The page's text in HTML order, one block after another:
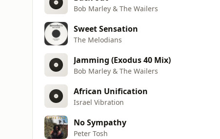
Bob Marley & The Wailers
Sweet Sensation
The Melodians
Jamming (Exodus 40 Mix)
Bob Marley & The Wailers
African Unification
Israel Vibration
No Sympathy
Peter Tosh